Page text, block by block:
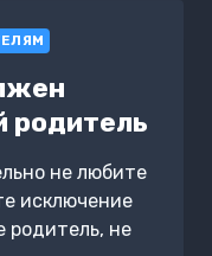
родитель
не любите
исключение
родитель, не